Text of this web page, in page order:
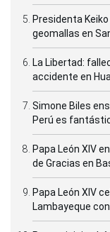
Presidenta
geomallas en
La Libertad:
accidente en
Simone Biles
Perú es
Papa León XIV
de Gracias en
Papa León XIV
Lambayeque